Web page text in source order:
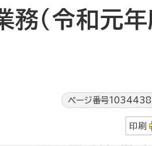
（令和元年
ページ番号1034438
印刷